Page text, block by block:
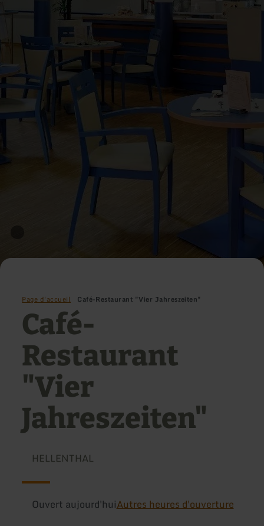
Page d'accueil Café-Restaurant "Vier Jahreszeiten"
Café-
Restaurant
"Vier
Jahreszeiten"
HELLENTHAL
Ouvert aujourd'huiAutres heures d'ouverture